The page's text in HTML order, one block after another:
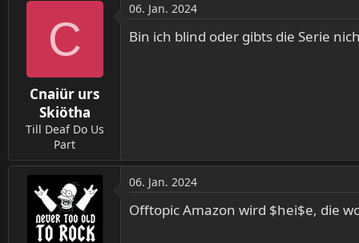
C
Cnaiür urs
Skiötha
Till Deaf Do Us
Part
06. Jan. 2024
Bin ich blind oder gibts die Serie
06. Jan. 2024
Offtopic Amazon wird $hei$e, die